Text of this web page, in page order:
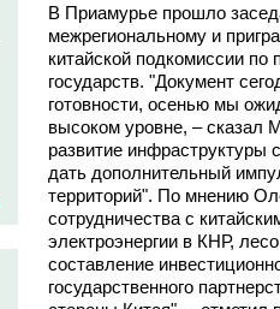
В Приамурье прошло
межрегиональному и
китайской подкомиссии по
государств. "Документ
готовности, осенью мы
высоком уровне, – сказал
развитие инфраструктуры
дать дополнительный
территорий". По мнению
сотрудничества с
электроэнергии в КНР,
составление
государственного